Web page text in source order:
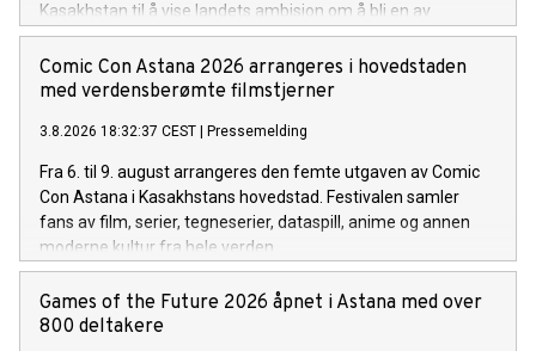
Kasakhstan til å vise landets ambisjon om å bli en av
Eurasias ledende AI-økonomier.
Comic Con Astana 2026 arrangeres i hovedstaden
med verdensberømte filmstjerner
3.8.2026 18:32:37 CEST Pressemelding
Fra 6. til 9. august arrangeres den femte utgaven av Comic
Con Astana i Kasakhstans hovedstad. Festivalen samler
fans av film, serier, tegneserier, dataspill, anime og annen
moderne kultur fra hele verden.
Games of the Future 2026 åpnet i Astana med over
800 deltakere